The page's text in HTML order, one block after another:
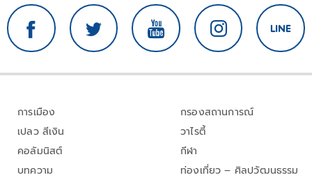
การเมือง
เปลว สีเงิน
คอลัมนิสต์
บทความ
กรองสถานการณ์
วาไรตี้
กีฬา
ท่องเที่ยว – ศิลปวัฒนธรรม